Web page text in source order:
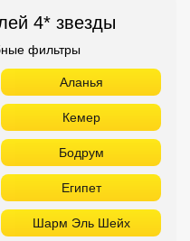
4* звезды
фильтры
Аланья
Кемер
Бодрум
Египет
Шарм Эль Шейх